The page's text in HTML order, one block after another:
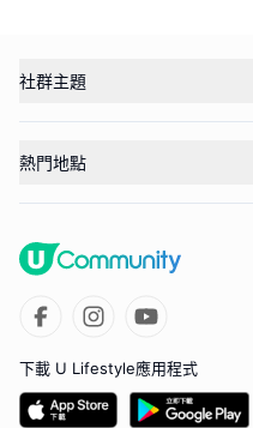
社群主題
熱門地點
下載 U Lifestyle應用程式